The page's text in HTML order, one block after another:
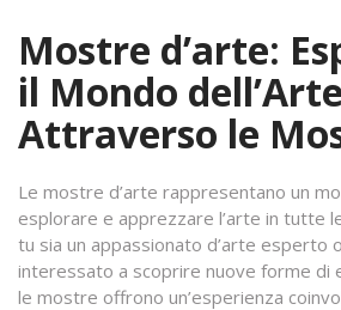
Mostre d’arte:
il Mondo dell’Arte
Attraverso le
Le mostre d’arte rappresentano un
esplorare e apprezzare l’arte in tutte
tu sia un appassionato d’arte esperto
interessato a scoprire nuove forme di
le mostre offrono un’esperienza